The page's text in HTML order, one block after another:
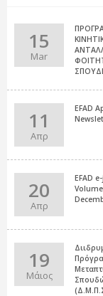
15
Mar
11
Απρ
EFAD
20
Απρ
EFAD
19
Μάιος